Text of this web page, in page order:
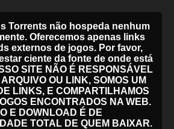
Torrents não hospeda nenhum
Oferecemos apenas links
externos de jogos. Por favor,
ciente da fonte de onde está
SITE NÃO É RESPONSÁVEL
OU LINK, SOMOS UM
LINKS, E COMPARTILHAMOS
ENCONTRADOS NA WEB.
E DOWNLOAD É DE
TOTAL DE QUEM BAIXAR.